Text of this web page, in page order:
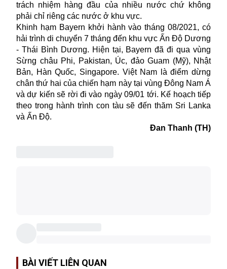
trách nhiệm hàng đầu của nhiều nước chứ không
phải chỉ riêng các nước ở khu vực.
Khinh hạm Bayern khởi hành vào tháng 08/2021, có
hải trình di chuyển 7 tháng đến khu vực Ấn Độ Dương
- Thái Bình Dương. Hiện tại, Bayern đã đi qua vùng
Sừng châu Phi, Pakistan, Úc, đảo Guam (Mỹ), Nhật
Bản, Hàn Quốc, Singapore. Việt Nam là điểm dừng
chân thứ hai của chiến hạm này tại vùng Đông Nam Á
và dự kiến sẽ rời đi vào ngày 09/01 tới. Kế hoạch tiếp
theo trong hành trình con tàu sẽ đến thăm Sri Lanka
và Ấn Độ.
Đan Thanh (TH)
BÀI VIẾT LIÊN QUAN